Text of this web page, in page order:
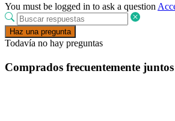
You must be logged in to ask a question
Haz una pregunta
Todavía no hay preguntas
Comprados frecuentemente juntos